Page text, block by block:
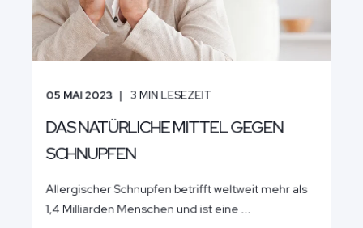
05 MAI 2023 3 MIN LESEZEIT
DAS NATÜRLICHE MITTEL GEGEN
SCHNUPFEN
Allergischer Schnupfen betrifft weltweit mehr als
1,4 Milliarden Menschen und ist eine ...